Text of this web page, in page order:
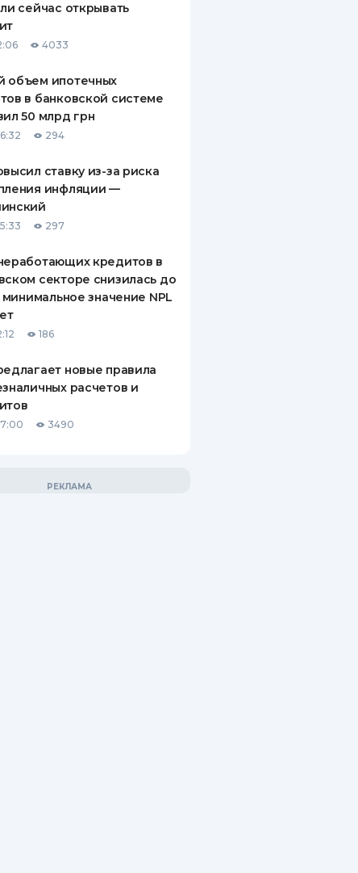
сейчас открывать
4033
объем ипотечных
в банковской системе
50 млрд грн
294
ставку из-за риска
инфляции —
297
кредитов в
секторе снизилась до
минимальное значение NPL
186
новые правила
расчетов и
3490